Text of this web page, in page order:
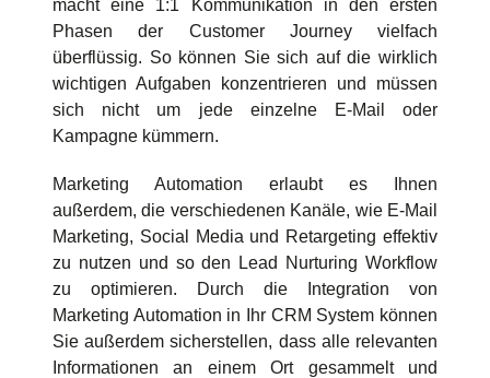
macht eine 1:1 Kommunikation in den ersten
Phasen der Customer Journey vielfach
überflüssig. So können Sie sich auf die wirklich
wichtigen Aufgaben konzentrieren und müssen
sich nicht um jede einzelne E-Mail oder
Kampagne kümmern.
Marketing Automation erlaubt es Ihnen
außerdem, die verschiedenen Kanäle, wie E-Mail
Marketing, Social Media und Retargeting effektiv
zu nutzen und so den Lead Nurturing Workflow
zu optimieren. Durch die Integration von
Marketing Automation in Ihr CRM System können
Sie außerdem sicherstellen, dass alle relevanten
Informationen an einem Ort gesammelt und